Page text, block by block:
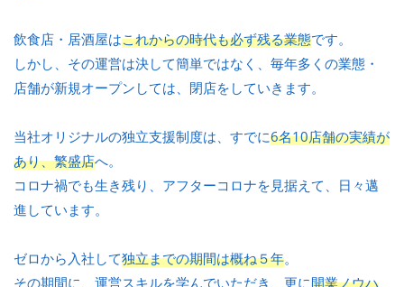
飲食店・居酒屋はこれからの時代も必ず残る業態です。
しかし、その運営は決して簡単ではなく、毎年多くの業態・
店舗が新規オープンしては、閉店をしていきます。
当社オリジナルの独立支援制度は、すでに6名10店舗の実績が
あり、繁盛店へ。
コロナ禍でも生き残り、アフターコロナを見据えて、日々邁
進しています。
ゼロから入社して独立までの期間は概ね５年。
その期間に、運営スキルを学んでいただき、更に開業ノウハ